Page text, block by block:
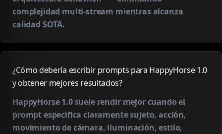
complejidad multi-stream mientras alcanza
calidad SOTA.
¿Cómo debería escribir prompts para HappyHorse 1.0
y obtener mejores resultados?
HappyHorse 1.0 suele rendir mejor cuando el
prompt especifica claramente sujeto, acción,
movimiento de cámara, iluminación, estilo,